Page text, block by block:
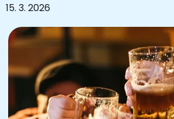
15. 3. 2026